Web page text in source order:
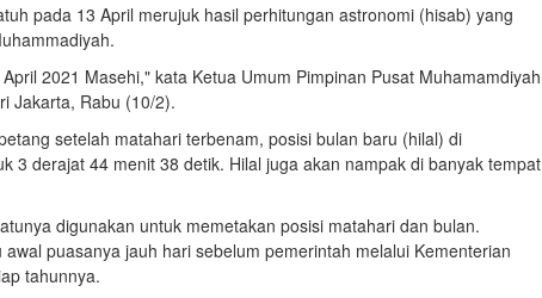
pada 13 April merujuk hasil perhitungan astronomi (hisab) yang
2021 Masehi," kata Ketua Umum Pimpinan Pusat Muhamamdiyah
Jakarta, Rabu (10/2).
setelah matahari terbenam, posisi bulan baru (hilal) di
3 derajat 44 menit 38 detik. Hilal juga akan nampak di banyak tempat
digunakan untuk memetakan posisi matahari dan bulan.
puasanya jauh hari sebelum pemerintah melalui Kementerian
tahunnya.